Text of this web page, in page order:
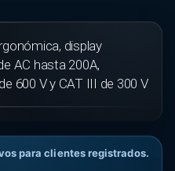
display
AC hasta 200A,
600 V y CAT III de 300 V
para clientes registrados.